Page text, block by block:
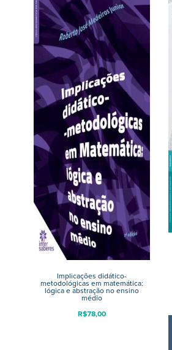
Implicações didático-
metodológicas em matemática:
lógica e abstração no ensino
médio
R$78,00